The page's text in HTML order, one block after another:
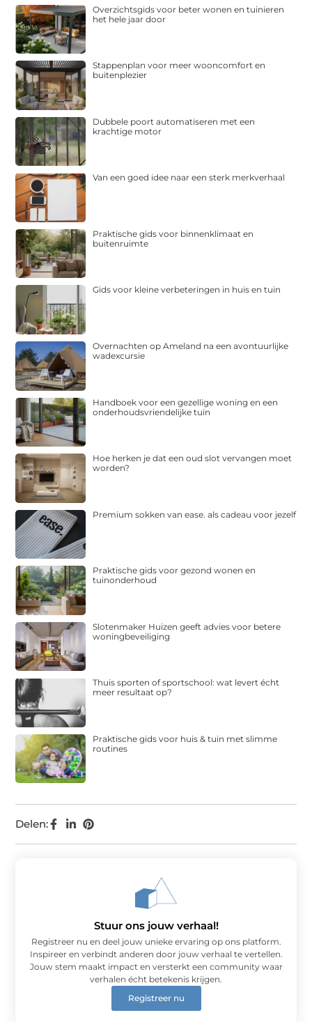
Delen:
Overzichtsgids voor beter wonen en tuinieren
het hele jaar door
Stappenplan voor meer wooncomfort en
buitenplezier
Dubbele poort automatiseren met een
krachtige motor
Van een goed idee naar een sterk merkverhaal
Praktische gids voor binnenklimaat en
buitenruimte
Gids voor kleine verbeteringen in huis en tuin
Overnachten op Ameland na een avontuurlijke
wadexcursie
Handboek voor een gezellige woning en een
onderhoudsvriendelijke tuin
Hoe herken je dat een oud slot vervangen moet
worden?
Premium sokken van ease. als cadeau voor jezelf
Praktische gids voor gezond wonen en
tuinonderhoud
Slotenmaker Huizen geeft advies voor betere
woningbeveiliging
Thuis sporten of sportschool: wat levert écht
meer resultaat op?
Praktische gids voor huis & tuin met slimme
routines
Stuur ons jouw verhaal!
Registreer nu en deel jouw unieke ervaring op ons platform.
Inspireer en verbindt anderen door jouw verhaal te vertellen.
Jouw stem maakt impact en versterkt een community waar
verhalen écht betekenis krijgen.
Registreer nu